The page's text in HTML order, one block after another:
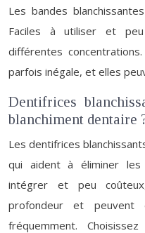
Les bandes
Faciles à utiliser et
différentes
parfois inégale, et elles
Dentifrices
blanchiment dentaire
Les dentifrices
qui aident à éliminer les
intégrer et peu
profondeur et
fréquemment.